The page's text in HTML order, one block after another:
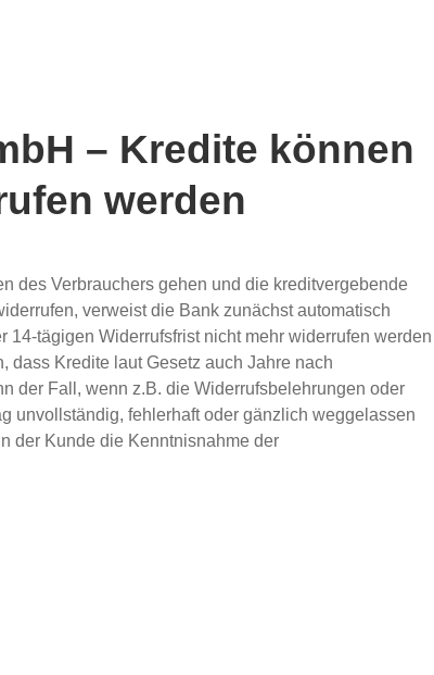
– Kredite können
werden
des Verbrauchers gehen und die kreditvergebende
verweist die Bank zunächst automatisch
tägigen Widerrufsfrist nicht mehr widerrufen werden
dass Kredite laut Gesetz auch Jahre nach
der Fall, wenn z.B. die Widerrufsbelehrungen oder
unvollständig, fehlerhaft oder gänzlich weggelassen
der Kunde die Kenntnisnahme der